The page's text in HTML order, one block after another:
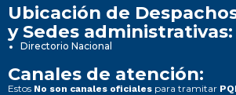
Ubicación de
y Sedes administrativas:
Directorio Nacional
Canales de atención:
Estos No son canales oficiales para tramitar